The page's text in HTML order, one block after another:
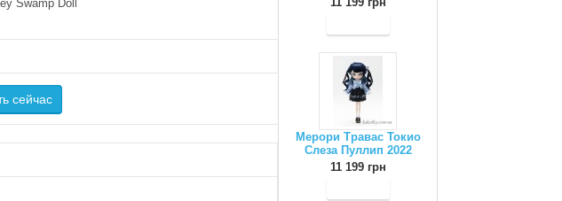
Мерори Травас Токио
Слеза Пуллип 2022
11 199 грн
Swamp Doll
сейчас